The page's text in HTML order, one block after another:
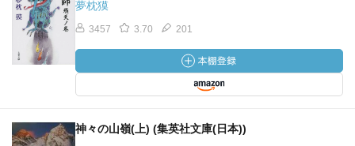
夢枕獏
3457 3.70 201
神々の山嶺(上) (集英社文庫(日本))